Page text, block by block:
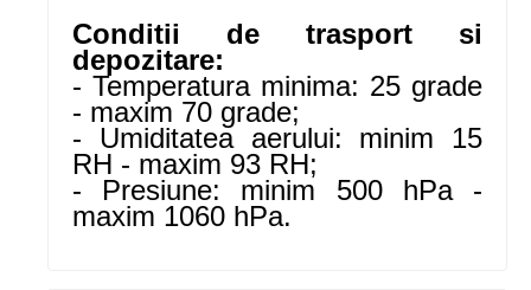
Conditii de trasport si
depozitare:
- Temperatura minima: 25 grade
- maxim 70 grade;
- Umiditatea aerului: minim 15
RH - maxim 93 RH;
- Presiune: minim 500 hPa -
maxim 1060 hPa.